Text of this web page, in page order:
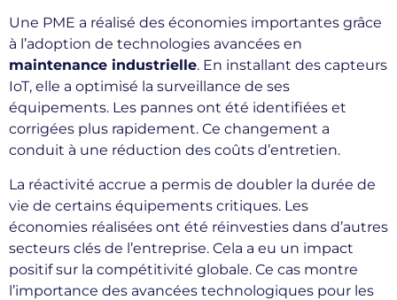
Une PME a réalisé des économies importantes grâce
à l’adoption de technologies avancées en
maintenance industrielle. En installant des capteurs
IoT, elle a optimisé la surveillance de ses
équipements. Les pannes ont été identifiées et
corrigées plus rapidement. Ce changement a
conduit à une réduction des coûts d’entretien.
La réactivité accrue a permis de doubler la durée de
vie de certains équipements critiques. Les
économies réalisées ont été réinvesties dans d’autres
secteurs clés de l’entreprise. Cela a eu un impact
positif sur la compétitivité globale. Ce cas montre
l’importance des avancées technologiques pour les